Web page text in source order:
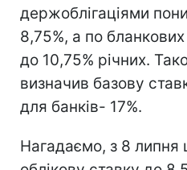
держоблігаціями
8,75%, а по
до 10,75% річних.
визначив базову
для банків- 17%.
Нагадаємо, з 8 липня